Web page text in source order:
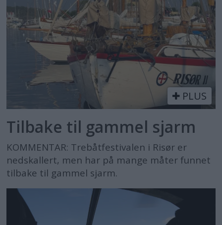
PLUS
Tilbake til gammel sjarm
KOMMENTAR: Trebåtfestivalen i Risør er
nedskallert, men har på mange måter funnet
tilbake til gammel sjarm.